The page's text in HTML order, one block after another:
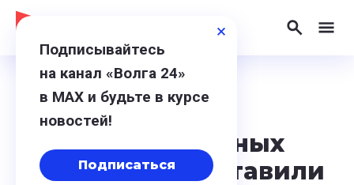
20 мая 2026, 18:05
Восемь уникальных
проектов представили
Подписывайтесь
на канал «Волга 24»
в МАХ и будьте в курсе
новостей!
Подписаться